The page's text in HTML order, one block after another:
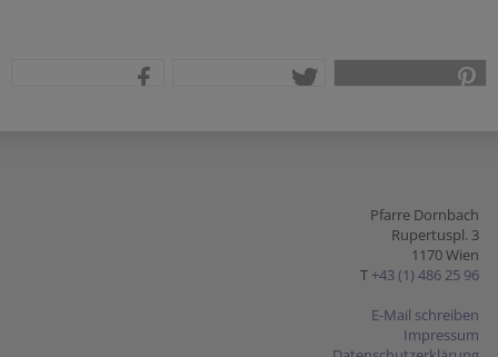
Pfarre Dornbach
Rupertuspl. 3
1170 Wien
T +43 (1) 486 25 96
E-Mail schreiben
Impressum